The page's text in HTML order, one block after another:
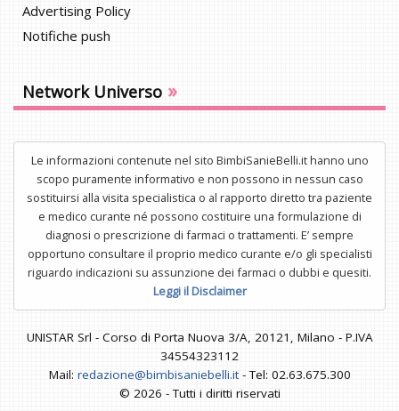
Advertising Policy
Notifiche push
Network Universo »
Le informazioni contenute nel sito BimbiSanieBelli.it hanno uno
scopo puramente informativo e non possono in nessun caso
sostituirsi alla visita specialistica o al rapporto diretto tra paziente
e medico curante né possono costituire una formulazione di
diagnosi o prescrizione di farmaci o trattamenti. E’ sempre
opportuno consultare il proprio medico curante e/o gli specialisti
riguardo indicazioni su assunzione dei farmaci o dubbi e quesiti.
Leggi il Disclaimer
UNISTAR Srl - Corso di Porta Nuova 3/A, 20121, Milano - P.IVA
34554323112
Mail: redazione@bimbisaniebelli.it- Tel: 02.63.675.300
© 2026 - Tutti i diritti riservati